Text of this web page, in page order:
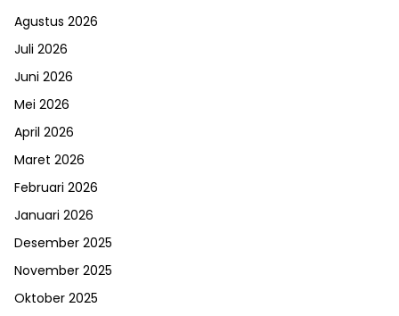
Agustus 2026
Juli 2026
Juni 2026
Mei 2026
April 2026
Maret 2026
Februari 2026
Januari 2026
Desember 2025
November 2025
Oktober 2025